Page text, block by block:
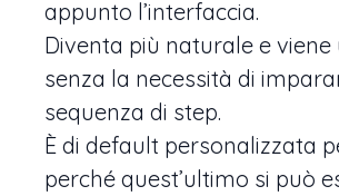
appunto l’interfaccia.
Diventa più naturale e viene
senza la necessità di
sequenza di step.
È di default personalizzata
perché quest’ultimo si può